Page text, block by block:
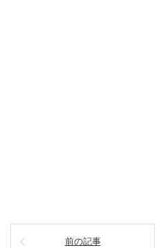
前の記事